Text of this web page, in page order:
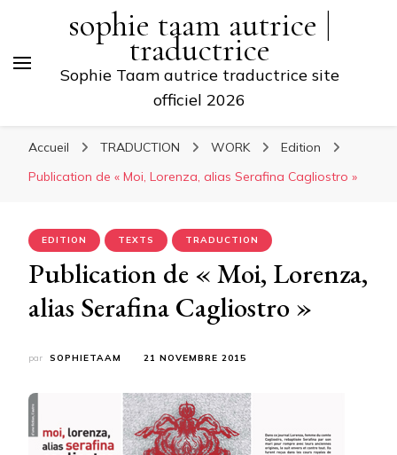
sophie taam autrice |
traductrice
Sophie Taam autrice traductrice site
officiel 2026
Accueil TRADUCTION WORK
Edition
Publication de « Moi, Lorenza, alias Serafina Cagliostro »
EDITION TEXTS TRADUCTION
Publication de « Moi, Lorenza,
alias Serafina Cagliostro »
par SOPHIETAAM 21 NOVEMBRE 2015